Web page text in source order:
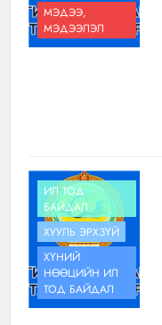
МЭДЭЭ,
МЭДЭЭЛЭЛ
ИЛ ТОД
БАЙДАЛ
ХУУЛЬ ЭРХЗҮЙ
ХҮНИЙ
НӨӨЦИЙН ИЛ
ТОД БАЙДАЛ